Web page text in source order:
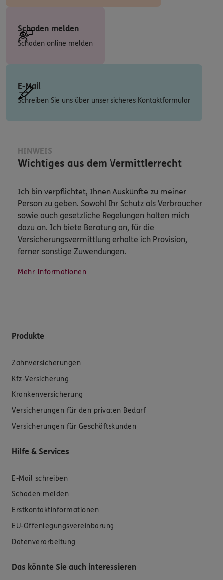
Schaden melden
Schaden online melden
E-Mail
Schreiben Sie uns über unser sicheres Kontaktformular
HINWEIS
Wichtiges aus dem Vermittlerrecht
Ich bin verpflichtet, Ihnen Auskünfte zu meiner
Person zu geben. Sowohl Ihr Schutz als Verbraucher
sowie auch gesetzliche Regelungen halten mich
dazu an. Ich biete Beratung an, für die
Versicherungsvermittlung erhalte ich Provision,
ferner sonstige Zuwendungen.
Mehr Informationen
Produkte
Zahnversicherungen
Kfz-Versicherung
Krankenversicherung
Versicherungen für den privaten Bedarf
Versicherungen für Geschäftskunden
Hilfe & Services
E-Mail schreiben
Schaden melden
Erstkontaktinformationen
EU-Offenlegungsvereinbarung
Datenverarbeitung
Das könnte Sie auch interessieren